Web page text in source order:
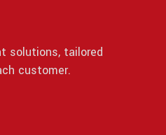
solutions, tailored
customer.